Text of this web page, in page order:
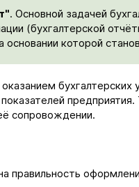
. Основной задачей
(бухгалтерской
которой
сопровождении.
правильность